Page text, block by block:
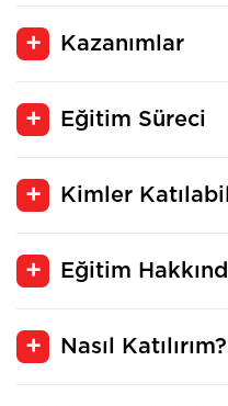
Kazanımlar
Eğitim Süreci
Kimler
Eğitim
Nasıl Katılırım?